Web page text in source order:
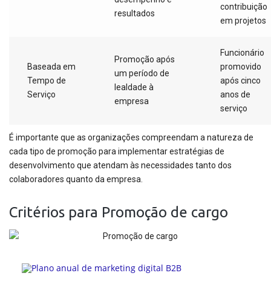
resultados
contribuição
em projetos
Baseada em
Tempo de
Serviço
Promoção após
um período de
lealdade à
empresa
Funcionário
promovido
após cinco
anos de
serviço
É importante que as organizações compreendam a natureza de
cada tipo de promoção para implementar estratégias de
desenvolvimento que atendam às necessidades tanto dos
colaboradores quanto da empresa.
Critérios para Promoção de cargo